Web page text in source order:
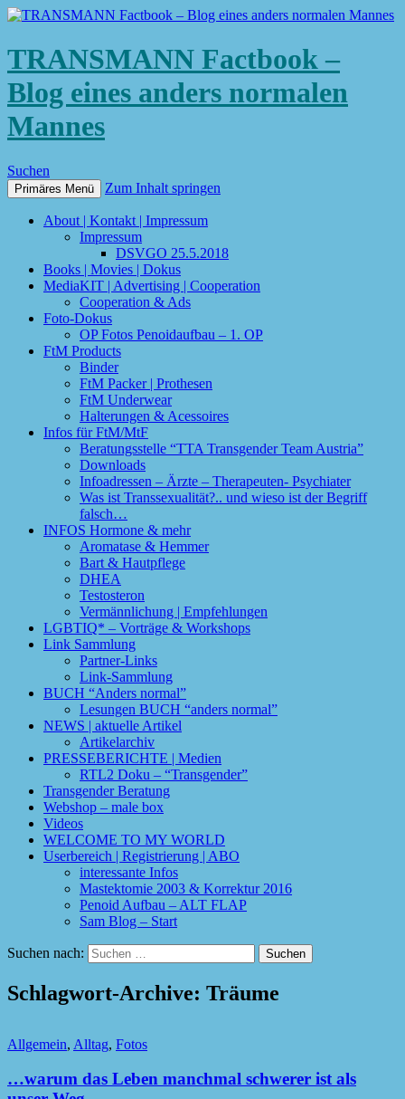
TRANSMANN Factbook –
Blog eines anders normalen
Mannes
Suchen
Primäres Menü Zum Inhalt springen
About | Kontakt | Impressum
Impressum
DSVGO 25.5.2018
Books | Movies | Dokus
MediaKIT | Advertising | Cooperation
Cooperation & Ads
Foto-Dokus
OP Fotos Penoidaufbau – 1. OP
FtM Products
Binder
FtM Packer | Prothesen
FtM Underwear
Halterungen & Acessoires
Infos für FtM/MtF
Beratungsstelle “TTA Transgender Team Austria”
Downloads
Infoadressen – Ärzte – Therapeuten- Psychiater
Was ist Transsexualität?.. und wieso ist der Begriff
falsch…
INFOS Hormone & mehr
Aromatase & Hemmer
Bart & Hautpflege
DHEA
Testosteron
Vermännlichung | Empfehlungen
LGBTIQ* – Vorträge & Workshops
Link Sammlung
Partner-Links
Link-Sammlung
BUCH “Anders normal”
Lesungen BUCH “anders normal”
NEWS | aktuelle Artikel
Artikelarchiv
PRESSEBERICHTE | Medien
RTL2 Doku – “Transgender”
Transgender Beratung
Webshop – male box
Videos
WELCOME TO MY WORLD
Userbereich | Registrierung | ABO
interessante Infos
Mastektomie 2003 & Korrektur 2016
Penoid Aufbau – ALT FLAP
Sam Blog – Start
Suchen nach:
Schlagwort-Archive: Träume
Allgemein, Alltag, Fotos
…warum das Leben manchmal schwerer ist als